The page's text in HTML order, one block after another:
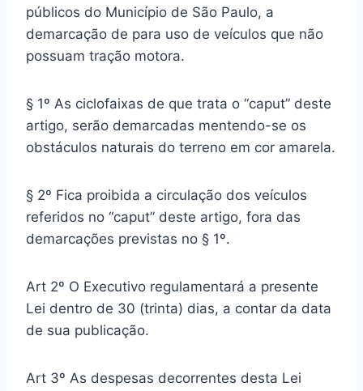
públicos do Município de São Paulo, a
demarcação de para uso de veículos que não
possuam tração motora.
§ 1º As ciclofaixas de que trata o “caput” deste
artigo, serão demarcadas mentendo-se os
obstáculos naturais do terreno em cor amarela.
§ 2º Fica proibida a circulação dos veículos
referidos no “caput” deste artigo, fora das
demarcações previstas no § 1º.
Art 2º O Executivo regulamentará a presente
Lei dentro de 30 (trinta) dias, a contar da data
de sua publicação.
Art 3º As despesas decorrentes desta Lei